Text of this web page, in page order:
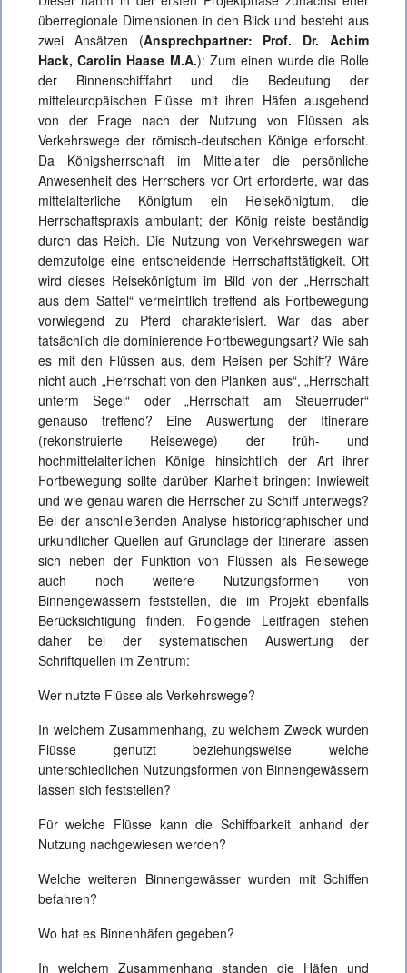
überregionale Dimensionen in den Blick und besteht aus
zwei Ansätzen (Ansprechpartner: Prof. Dr. Achim
Hack, Carolin Haase M.A.): Zum einen wurde die Rolle
der Binnenschifffahrt und die Bedeutung der
mitteleuropäischen Flüsse mit ihren Häfen ausgehend
von der Frage nach der Nutzung von Flüssen als
Verkehrswege der römisch-deutschen Könige erforscht.
Da Königsherrschaft im Mittelalter die persönliche
Anwesenheit des Herrschers vor Ort erforderte, war das
mittelalterliche Königtum ein Reisekönigtum, die
Herrschaftspraxis ambulant; der König reiste beständig
durch das Reich. Die Nutzung von Verkehrswegen war
demzufolge eine entscheidende Herrschaftstätigkeit. Oft
wird dieses Reisekönigtum im Bild von der „Herrschaft
aus dem Sattel“ vermeintlich treffend als Fortbewegung
vorwiegend zu Pferd charakterisiert. War das aber
tatsächlich die dominierende Fortbewegungsart? Wie sah
es mit den Flüssen aus, dem Reisen per Schiff? Wäre
nicht auch „Herrschaft von den Planken aus“, „Herrschaft
unterm Segel“ oder „Herrschaft am Steuerruder“
genauso treffend? Eine Auswertung der Itinerare
(rekonstruierte Reisewege) der früh- und
hochmittelalterlichen Könige hinsichtlich der Art ihrer
Fortbewegung sollte darüber Klarheit bringen: Inwieweit
und wie genau waren die Herrscher zu Schiff unterwegs?
Bei der anschließenden Analyse historiographischer und
urkundlicher Quellen auf Grundlage der Itinerare lassen
sich neben der Funktion von Flüssen als Reisewege
auch noch weitere Nutzungsformen von
Binnengewässern feststellen, die im Projekt ebenfalls
Berücksichtigung finden. Folgende Leitfragen stehen
daher bei der systematischen Auswertung der
Schriftquellen im Zentrum:
Wer nutzte Flüsse als Verkehrswege?
In welchem Zusammenhang, zu welchem Zweck wurden
Flüsse genutzt beziehungsweise welche
unterschiedlichen Nutzungsformen von Binnengewässern
lassen sich feststellen?
Für welche Flüsse kann die Schiffbarkeit anhand der
Nutzung nachgewiesen werden?
Welche weiteren Binnengewässer wurden mit Schiffen
befahren?
Wo hat es Binnenhäfen gegeben?
In welchem Zusammenhang standen die Häfen und